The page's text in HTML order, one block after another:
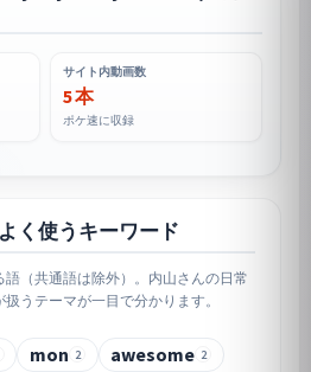
サイト内動画数
5 本
ポケ速に収録
く使うキーワード
（共通語は除外）。内山さんの日常
うテーマが一目で分かります。
mon 2 awesome 2